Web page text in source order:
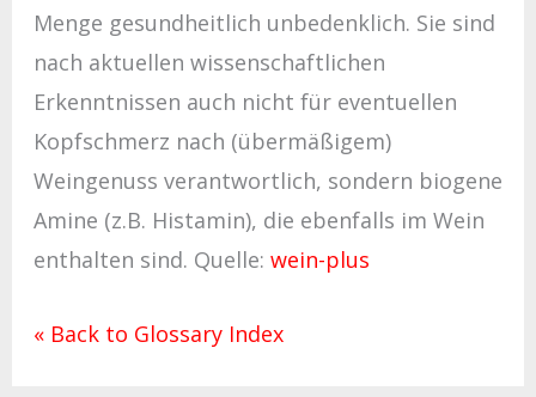
Menge gesundheitlich unbedenklich. Sie sind
nach aktuellen wissenschaftlichen
Erkenntnissen auch nicht für eventuellen
Kopfschmerz nach (übermäßigem)
Weingenuss verantwortlich, sondern biogene
Amine (z.B. Histamin), die ebenfalls im Wein
enthalten sind. Quelle: wein-plus
« Back to Glossary Index